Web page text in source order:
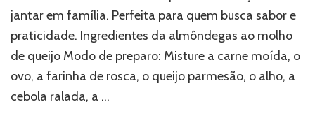
jantar em família. Perfeita para quem busca sabor e
praticidade. Ingredientes da almôndegas ao molho
de queijo Modo de preparo: Misture a carne moída, o
ovo, a farinha de rosca, o queijo parmesão, o alho, a
cebola ralada, a …